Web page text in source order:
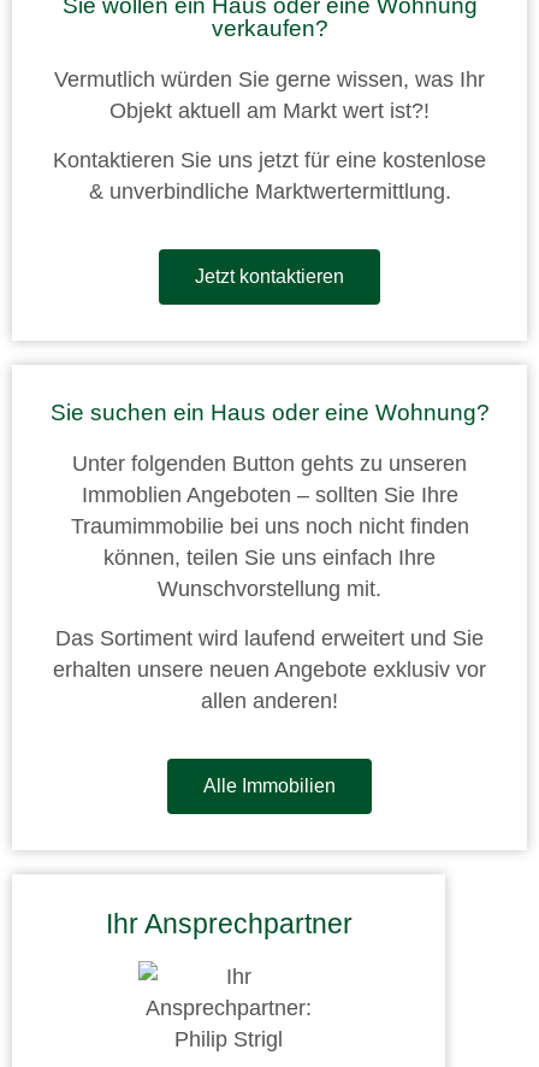
verkaufen?
Vermutlich würden Sie gerne wissen, was Ihr
Objekt aktuell am Markt wert ist?!
Kontaktieren Sie uns jetzt für eine kostenlose
& unverbindliche Marktwertermittlung.
Jetzt kontaktieren
Sie suchen ein Haus oder eine Wohnung?
Unter folgenden Button gehts zu unseren
Immoblien Angeboten – sollten Sie Ihre
Traumimmobilie bei uns noch nicht finden
können, teilen Sie uns einfach Ihre
Wunschvorstellung mit.
Das Sortiment wird laufend erweitert und Sie
erhalten unsere neuen Angebote exklusiv vor
allen anderen!
Alle Immobilien
Ihr Ansprechpartner